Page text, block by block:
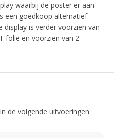
waarbij de poster er aan
een goedkoop alternatief
display is verder voorzien van
folie en voorzien van 2
de volgende uitvoeringen: